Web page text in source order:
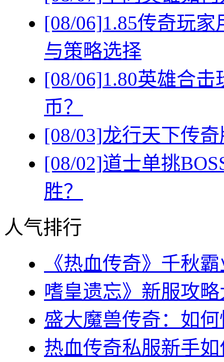
[08/06]1.85传奇玩
与策略选择
[08/06]1.80英雄合
币？
[08/03]龙行天下传
[08/02]道士单挑
胜？
人气排行
《热血传奇》千秋
嗜皇遗忘》新服攻
盛大魔兽传奇：如
热血传奇私服新手